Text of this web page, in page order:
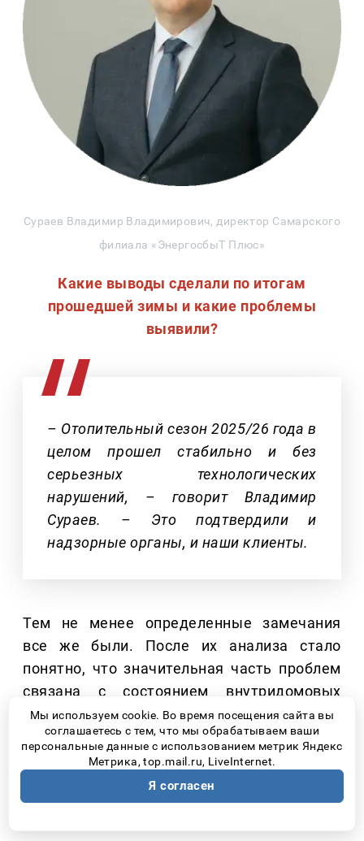
Сураев Владимир Владимирович, директор Самарского
филиала «ЭнергосбыТ Плюс»
Какие выводы сделали по итогам
прошедшей зимы и какие проблемы
выявили?
– Отопительный сезон 2025/26 года в
целом прошел стабильно и без
серьезных технологических
нарушений, – говорит Владимир
Сураев. – Это подтвердили и
надзорные органы, и наши клиенты.
Тем не менее определенные замечания
все же были. После их анализа стало
понятно, что значительная часть проблем
связана с состоянием внутридомовых
инженерных систем, за которые отвечают
управляющие компании и ТСЖ.
Основные недостатки – отсутствие
наладки внутридомового оборудования,
Мы используем cookie. Во время посещения сайта вы
соглашаетесь с тем, что мы обрабатываем ваши
персональные данные с использованием метрик Яндекс
Метрика, top.mail.ru, LiveInternet.
Я согласен